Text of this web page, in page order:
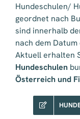
Hundeschulen/
geordnet nach
sind innerhalb
nach dem
Aktuell erhalten
Hundeschulen
Österreich und